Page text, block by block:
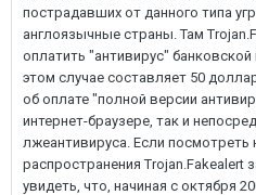
пострадавших от данного типа
англоязычные страны. Там
оплатить "антивирус"
этом случае составляет 50
об оплате "полной версии
интернет-браузере, так и
лжеантивируса. Если посмотреть
распространения Trojan.Fakealert
увидеть, что, начиная с октября